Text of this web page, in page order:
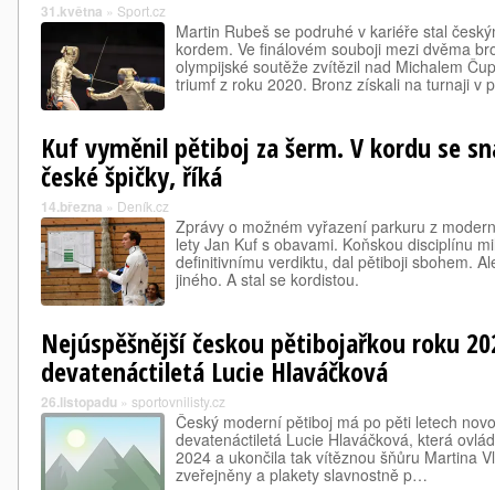
31.května » Sport.cz
Martin Rubeš se podruhé v kariéře stal
kordem. Ve finálovém souboji mezi dvěma
olympijské soutěže zvítězil nad Michalem
triumf z roku 2020. Bronz získali na turnaji v
Kuf vyměnil pětiboj za šerm. V kordu se
české špičky, říká
14.března » Deník.cz
Zprávy o možném vyřazení parkuru z
lety Jan Kuf s obavami. Koňskou disciplínu
definitivnímu verdiktu, dal pětiboji sbohem.
jiného. A stal se kordistou.
Nejúspěšnější českou pětibojařkou roku
devatenáctiletá Lucie Hlaváčková
26.listopadu » sportovnilisty.cz
Český moderní pětiboj má po pěti letech
devatenáctiletá Lucie Hlaváčková, která
2024 a ukončila tak vítěznou šňůru Martina
zveřejněny a plakety slavnostně p…